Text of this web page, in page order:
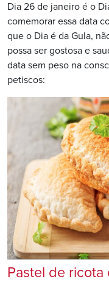
Dia 26 de janeiro é o
comemorar essa data
que o Dia é da Gula,
possa ser gostosa e
data sem peso na
petiscos:
Pastel de ricota